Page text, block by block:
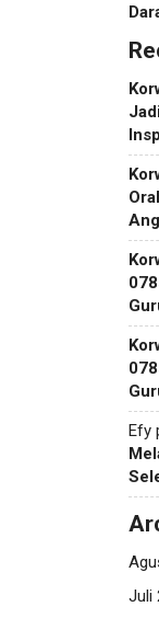
Efy
Juli